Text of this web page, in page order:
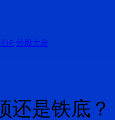
论 炒股大赛
还是铁底？